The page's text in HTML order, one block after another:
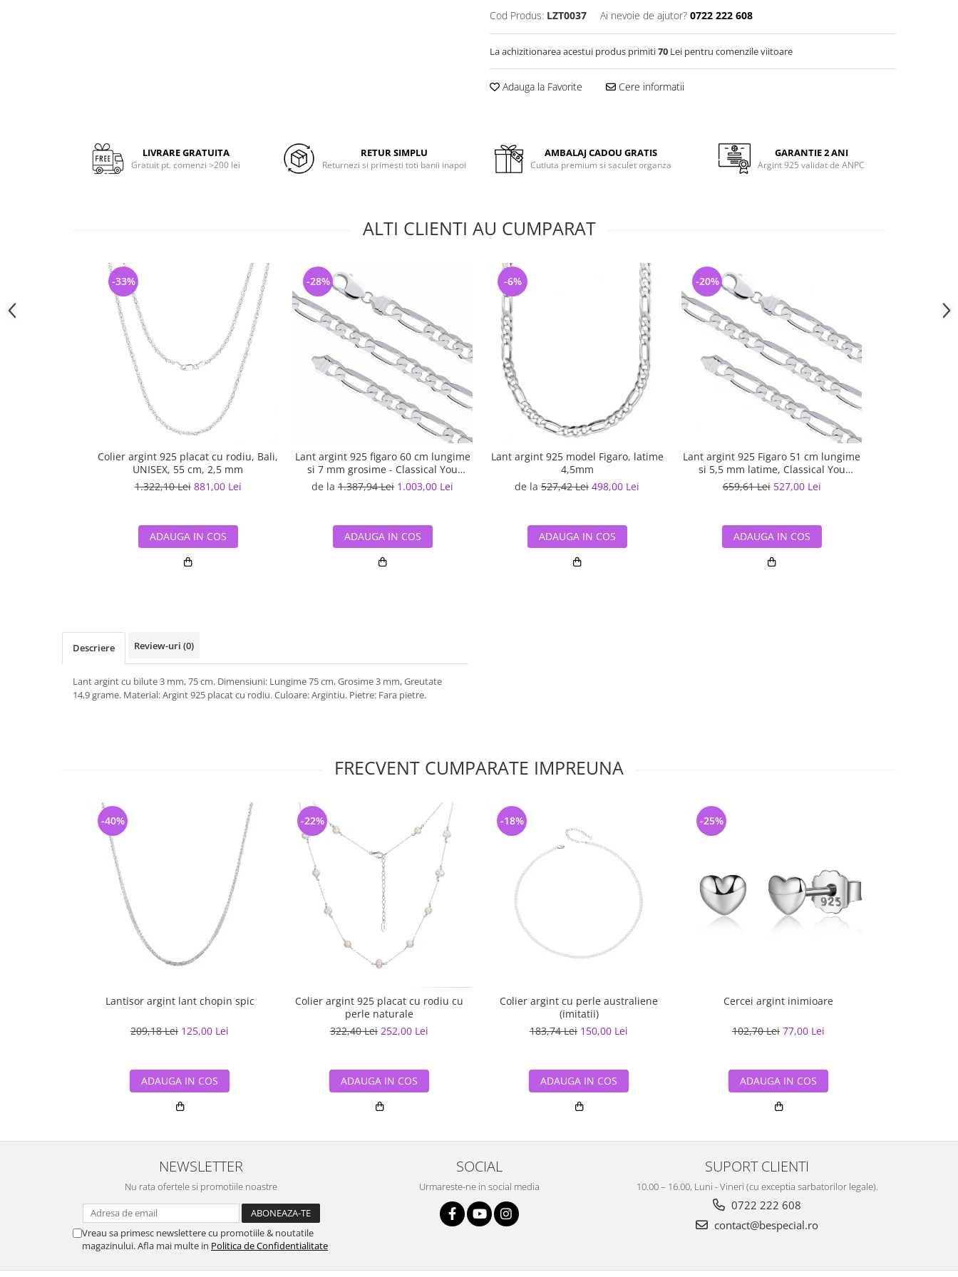
Cod Produs: LZT0037 Ai nevoie de ajutor? 0722 222 608
La achizitionarea acestui produs primiti70 Lei pentru comenzile viitoare
Adauga la Favorite Cere informatii
LIVRARE GRATUITA
Gratuit pt. comenzi >200 lei
RETUR SIMPLU
Returnezi si primesti toti banii inapoi
AMBALAJ CADOU GRATIS
Cutiuta premium si saculet organza
GARANTIE 2 ANI
Argint 925 validat de ANPC
ALTI CLIENTI AU CUMPARAT
Colier argint 925 placat cu rodiu, Bali,
UNISEX, 55 cm, 2,5 mm
1.322,10 Lei 881,00 Lei
-33%
ADAUGA IN COS
Lant argint 925 figaro 60 cm lungime
si 7 mm grosime - Classical You
LSX0220_60
de la 1.387,94 Lei 1.003,00 Lei
-28%
ADAUGA IN COS
Lant argint 925 model Figaro, latime
4,5mm
de la 527,42 Lei 498,00 Lei
-6%
ADAUGA IN COS
Lant argint 925 Figaro 51 cm lungime
si 5,5 mm latime, Classical You
LSX0202
659,61 Lei 527,00 Lei
-20%
ADAUGA IN COS
Descriere Review-uri (0)
Lant argint cu bilute 3 mm, 75 cm. Dimensiuni: Lungime 75 cm, Grosime 3 mm, Greutate
14,9 grame. Material: Argint 925 placat cu rodiu. Culoare: Argintiu. Pietre: Fara pietre.
FRECVENT CUMPARATE IMPREUNA
Lantisor argint lant chopin spic
209,18 Lei 125,00 Lei
-40%
ADAUGA IN COS
Colier argint 925 placat cu rodiu cu
perle naturale
322,40 Lei 252,00 Lei
-22%
ADAUGA IN COS
Colier argint cu perle australiene
(imitatii)
183,74 Lei 150,00 Lei
-18%
ADAUGA IN COS
Cercei argint inimioare
102,70 Lei 77,00 Lei
-25%
ADAUGA IN COS
NEWSLETTER
Nu rata ofertele si promotiile noastre
Vreau sa primesc newslettere cu promotiile & noutatile
magazinului. Afla mai multe in Politica de Confidentialitate
SOCIAL
Urmareste-ne in social media
SUPORT CLIENTI
10.00 – 16.00, Luni - Vineri (cu exceptia sarbatorilor legale).
0722 222 608
contact@bespecial.ro